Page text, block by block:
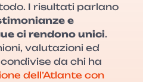
I risultati parlano
e
ci rendono unici.
valutazioni ed
da chi ha
dell’Atlante con